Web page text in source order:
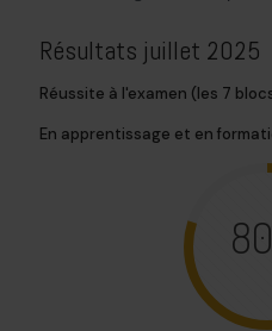
Résultats juillet 2025
Réussite à l'examen (les 7
En apprentissage et en